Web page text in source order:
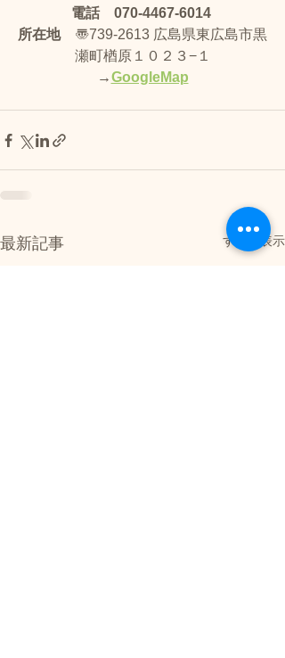
電話　070-4467-6014
所在地 〠739-2613 広島県東広島市黒
瀬町楢原１０２３−１
→GoogleMap
最新記事 すべて表示